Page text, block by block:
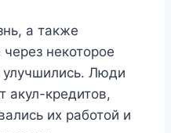
а также
некоторое
улучшились. Люди
акул-кредитов,
их работой и